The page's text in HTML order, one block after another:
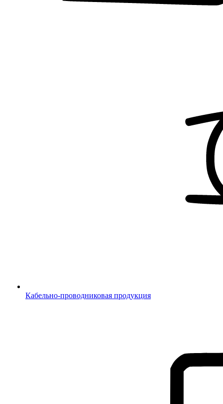
Кабельно-проводниковая продукция